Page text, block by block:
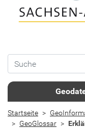
Startseite
GeoGlossar